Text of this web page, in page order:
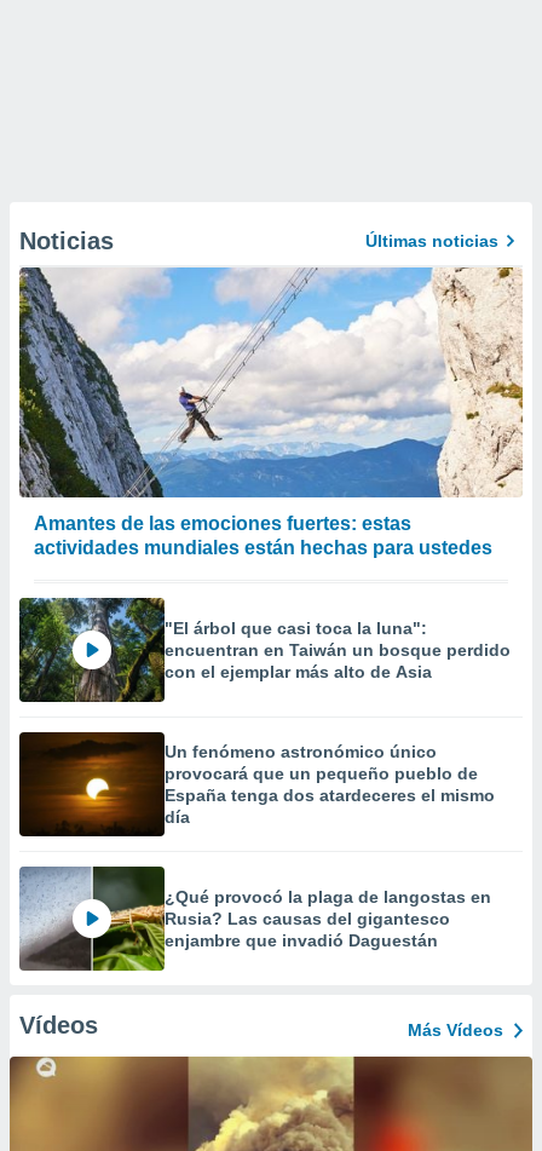
Noticias Últimas noticias
Amantes de las emociones fuertes: estas
actividades mundiales están hechas para ustedes
"El árbol que casi toca la luna":
encuentran en Taiwán un bosque perdido
con el ejemplar más alto de Asia
Un fenómeno astronómico único
provocará que un pequeño pueblo de
España tenga dos atardeceres el mismo
día
¿Qué provocó la plaga de langostas en
Rusia? Las causas del gigantesco
enjambre que invadió Daguestán
Vídeos Más Vídeos